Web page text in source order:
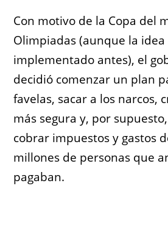
Con motivo de la Copa del
Olimpiadas (aunque la idea
implementado antes), el
decidió comenzar un plan
favelas, sacar a los narcos,
más segura y, por
cobrar impuestos y gastos
millones de personas que
pagaban.